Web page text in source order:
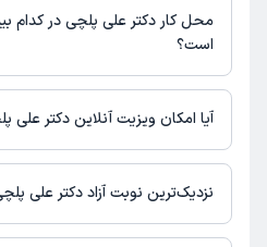
محل کار دکتر علی پلچی در کدام
است؟
اطلاعاتی درباره محل فعالیت دکتر علی
آیا امکان ویزیت آنلاین دکتر علی
در حال حاضر اطلاعاتی درباره ارائه ویزیت
دسترس نیست. برای دریافت اطلاعات
نزدیک‌ترین نوبت آزاد دکتر علی
زمان نوبت‌دهی و پذیرش بیماران با